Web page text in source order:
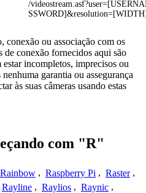
/
ou associação com os
de conexão fornecidos aqui são
incompletos, imprecisos ou
garantia ou assegurança
às suas câmeras usando estas
com "R"
Rainbow , Raspberry Pi , Raster ,
Rayline , Raylios , Raynic ,